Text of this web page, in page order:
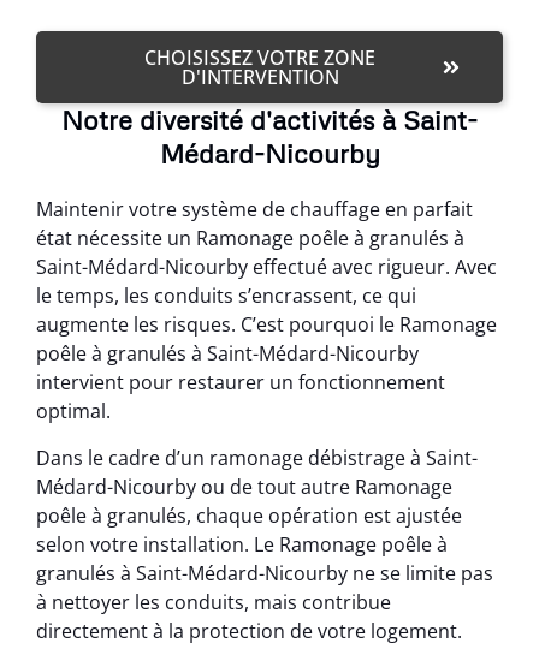
CHOISISSEZ VOTRE ZONE
D'INTERVENTION
Notre diversité d'activités à Saint-
Médard-Nicourby
Maintenir votre système de chauffage en parfait
état nécessite un Ramonage poêle à granulés à
Saint-Médard-Nicourby effectué avec rigueur. Avec
le temps, les conduits s’encrassent, ce qui
augmente les risques. C’est pourquoi le Ramonage
poêle à granulés à Saint-Médard-Nicourby
intervient pour restaurer un fonctionnement
optimal.
Dans le cadre d’un ramonage débistrage à Saint-
Médard-Nicourby ou de tout autre Ramonage
poêle à granulés, chaque opération est ajustée
selon votre installation. Le Ramonage poêle à
granulés à Saint-Médard-Nicourby ne se limite pas
à nettoyer les conduits, mais contribue
directement à la protection de votre logement.